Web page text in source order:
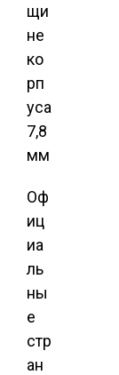
щи
не
ко
рп
уса
7,8
мм
Оф
иц
иа
ль
ны
е
стр
ан